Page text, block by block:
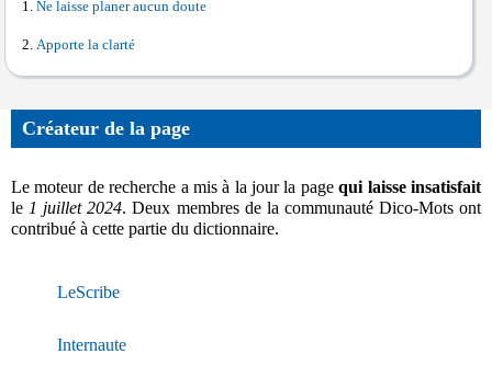
Ne laisse planer aucun doute
Apporte la clarté
Créateur de la page
Le moteur de recherche a mis à la jour la pagequi laisse insatisfait
le 1 juillet 2024. Deux membres de la communauté Dico-Mots ont
contribué à cette partie du dictionnaire.
LeScribe
Internaute